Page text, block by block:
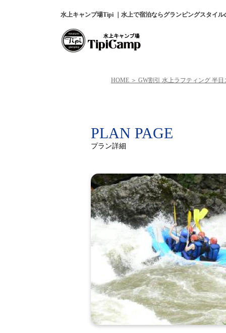
水上キャンプ場Tipi ｜水上で宿泊ならグランピングスタイ
HOME GW割引 水上ラフティング 半
PLAN PAGE
プラン詳細